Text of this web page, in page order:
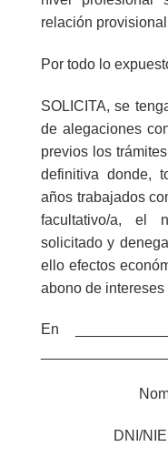
relación
Por todo lo
SOLICITA,se
de alegaciones
previos los
definitiva donde,
años trabajados
facultativo/a, el
solicitado y
ello efectos
abono de intereses
En
DNI/